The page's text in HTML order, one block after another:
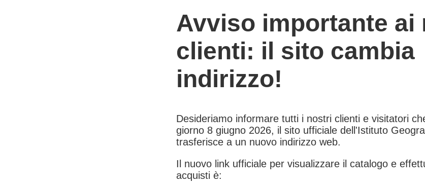
Avviso importante ai
clienti: il sito cambia
indirizzo!
Desideriamo informare tutti i nostri clienti e visitatori
giorno 8 giugno 2026, il sito ufficiale dell'Istituto
trasferisce a un nuovo indirizzo web.
Il nuovo link ufficiale per visualizzare il catalogo e
acquisti è: